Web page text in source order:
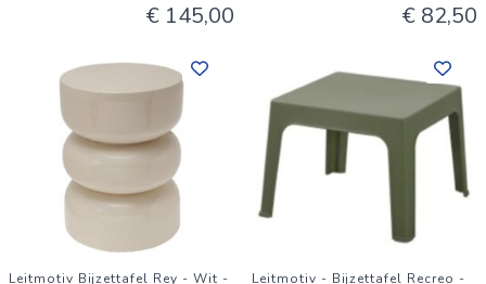
€ 145,00 € 82,50
Leitmotiv Bijzettafel Rey - Wit -
Leitmotiv - Bijzettafel Recreo -